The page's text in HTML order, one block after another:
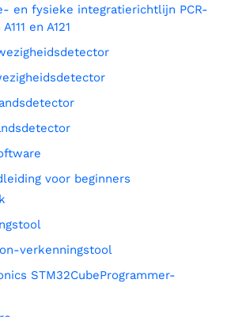
en A121
voor beginners
verkenningstool